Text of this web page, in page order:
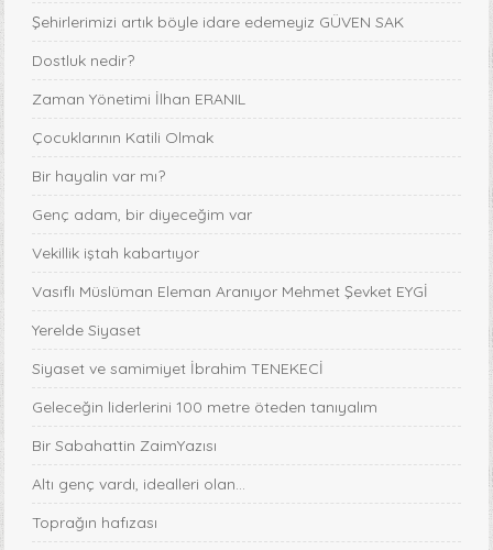
Şehirlerimizi artık böyle idare edemeyiz GÜVEN SAK
Dostluk nedir?
Zaman Yönetimi İlhan ERANIL
Çocuklarının Katili Olmak
Bir hayalin var mı?
Genç adam, bir diyeceğim var
Vekillik iştah kabartıyor
Vasıflı Müslüman Eleman Aranıyor Mehmet Şevket EYGİ
Yerelde Siyaset
Siyaset ve samimiyet İbrahim TENEKECİ
Geleceğin liderlerini 100 metre öteden tanıyalım
Bir Sabahattin ZaimYazısı
Altı genç vardı, idealleri olan...
Toprağın hafızası